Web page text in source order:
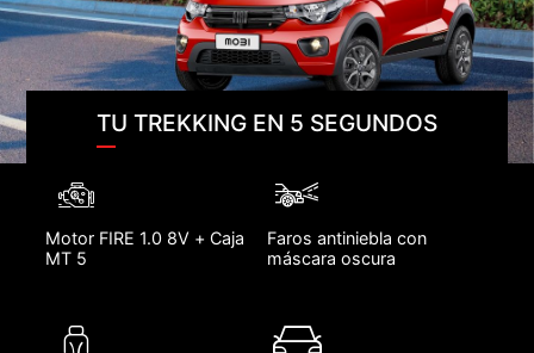
TU TREKKING EN 5 SEGUNDOS
Motor FIRE 1.0 8V + Caja
MT 5
Faros antiniebla con
máscara oscura